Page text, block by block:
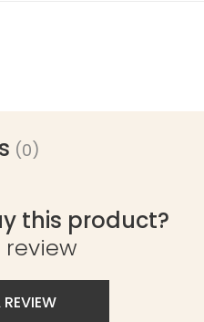
(0)
this product?